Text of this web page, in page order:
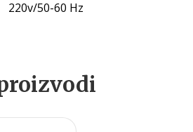
220v/50-60 Hz